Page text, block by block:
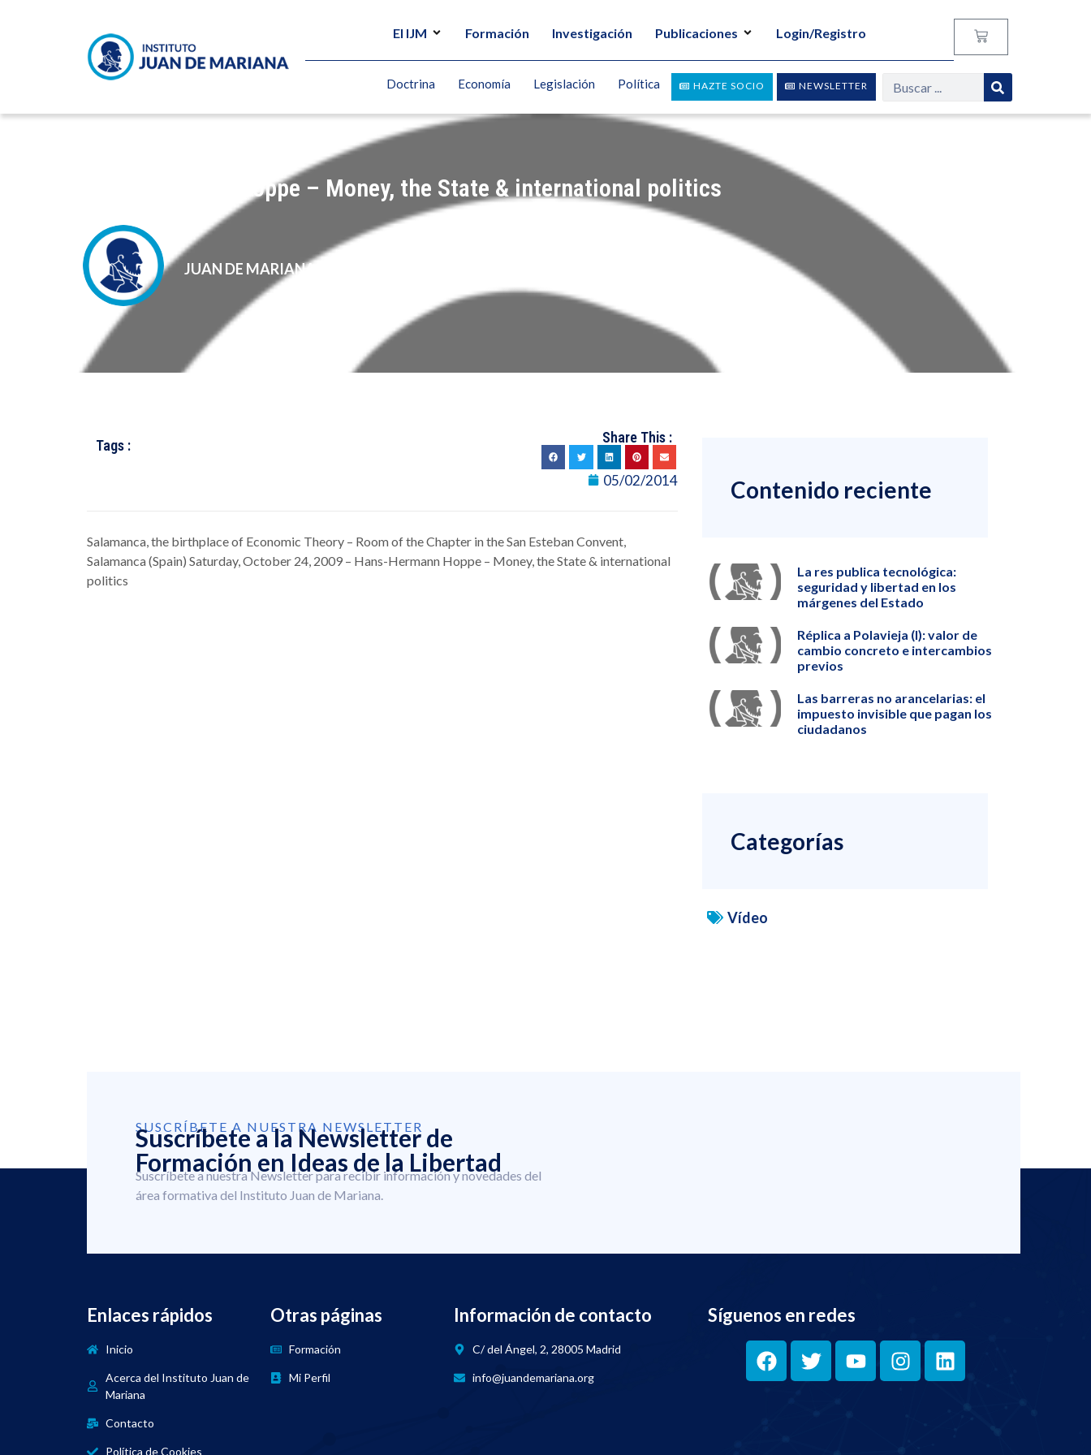
El IJM Formación Investigación Publicaciones Login/Registro
NEWSLETTER
HAZTE SOCIO
Doctrina Economía Legislación Política
Hans-Hermann Hoppe – Money, the State & international politics
JUAN DE MARIANA
Tags : Share This :
05/02/2014
Salamanca, the birthplace of Economic Theory – Room of the Chapter in the San Esteban Convent,
Salamanca (Spain) Saturday, October 24, 2009 – Hans-Hermann Hoppe – Money, the State & international
politics
Contenido reciente
La res publica tecnológica:
seguridad y libertad en los
márgenes del Estado
Réplica a Polavieja (I): valor de
cambio concreto e intercambios
previos
Las barreras no arancelarias: el
impuesto invisible que pagan los
ciudadanos
Categorías
Vídeo
SUSCRÍBETE A NUESTRA NEWSLETTER
Suscríbete a la Newsletter de
Formación en Ideas de la Libertad
Suscríbete a nuestra Newsletter para recibir información y novedades del
área formativa del Instituto Juan de Mariana.
Enlaces rápidos
Inicio
Acerca del Instituto Juan de
Mariana
Contacto
Política de Cookies
Otras páginas
Formación
Mi Perfil
Información de contacto
C/ del Ángel, 2, 28005 Madrid
info@juandemariana.org
Síguenos en redes